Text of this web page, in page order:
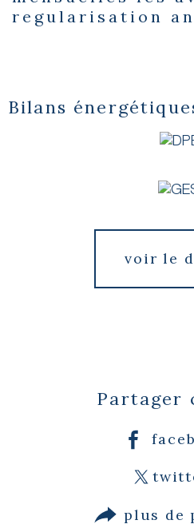
regularisation
Bilans
voir le
Partager
plus de